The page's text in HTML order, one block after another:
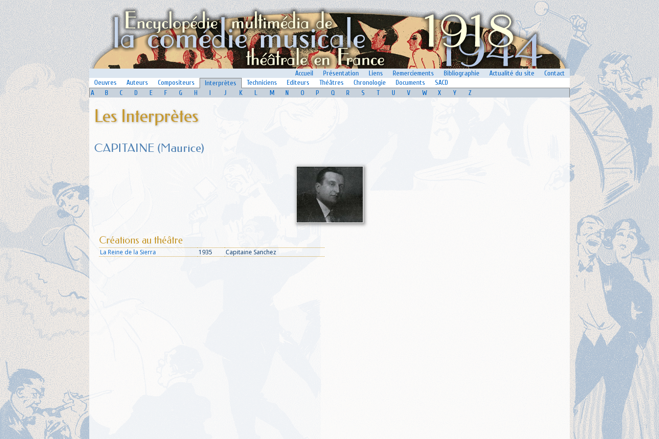
Accueil Présentation Liens Remerciements Bibliographie Actualité du site
Contact
Oeuvres
Auteurs Compositeurs Interprètes Techniciens Editeurs Théâtres Chronologie Documents
SACD
A
B C D E F G H I J K L M N O P Q R S T U V W X Y Z
Les Interprètes
CAPITAINE (Maurice)
Créations au théâtre
La Reine de la Sierra 1935 Capitaine Sanchez